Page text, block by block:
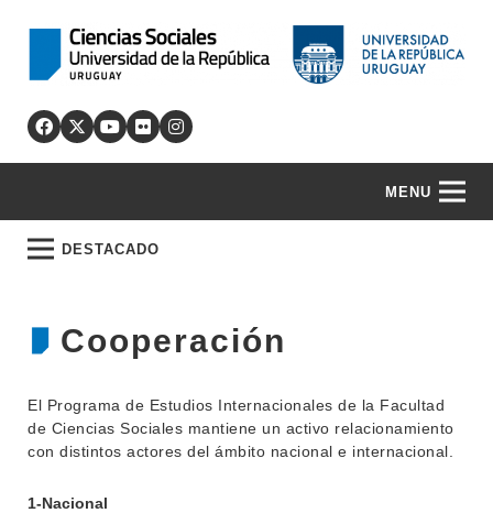
MENU
DESTACADO
Cooperación
El Programa de Estudios Internacionales de la Facultad
de Ciencias Sociales mantiene un activo relacionamiento
con distintos actores del ámbito nacional e internacional.
1-Nacional